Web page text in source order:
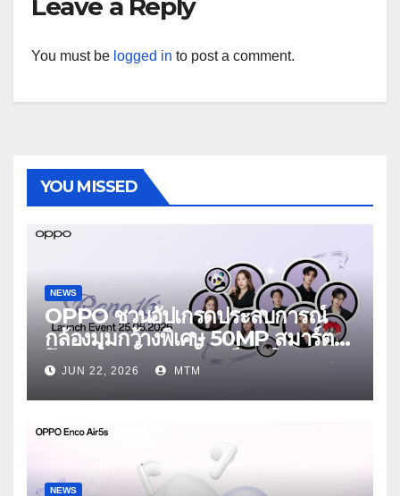
Leave a Reply
You must be logged in to post a comment.
YOU MISSED
NEWS
OPPO ชวนอัปเกรดประสบการณ์
กล้องมุมกว้างพิเศษ 50MP สมาร์ต
โฟนเพื่อนซี้ เทรนดี้ทุกช็อต ใน
งาน OPPO Reno16 Series 5G
Launch Event 25 มิถุนายนนี้
JUN 22, 2026 MTM
NEWS